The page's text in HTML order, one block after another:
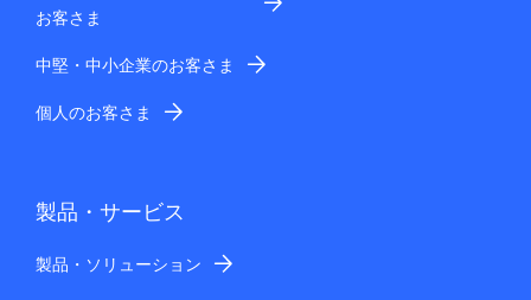
お客さま
中堅・中小企業のお客さま
個人のお客さま
製品・サービス
製品・ソリューション